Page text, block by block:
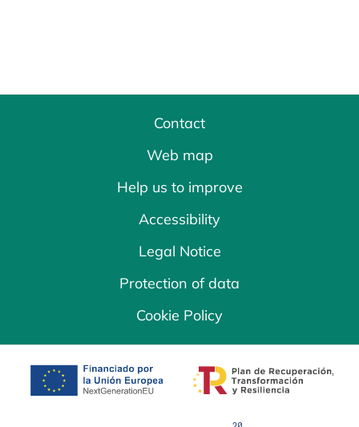
Contact
Web map
Help us to improve
Accessibility
Legal Notice
Protection of data
Cookie Policy
opens in a new tab opens in a new